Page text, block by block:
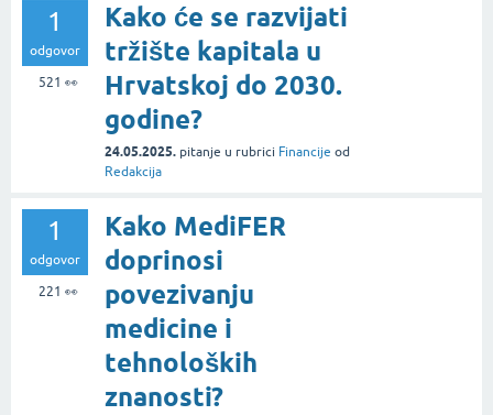
1
odgovor
521 👀
Kako će se razvijati
tržište kapitala u
Hrvatskoj do 2030.
godine?
24.05.2025. pitanje u rubrici Financije od
Redakcija
1
odgovor
221 👀
Kako MediFER
doprinosi
povezivanju
medicine i
tehnoloških
znanosti?